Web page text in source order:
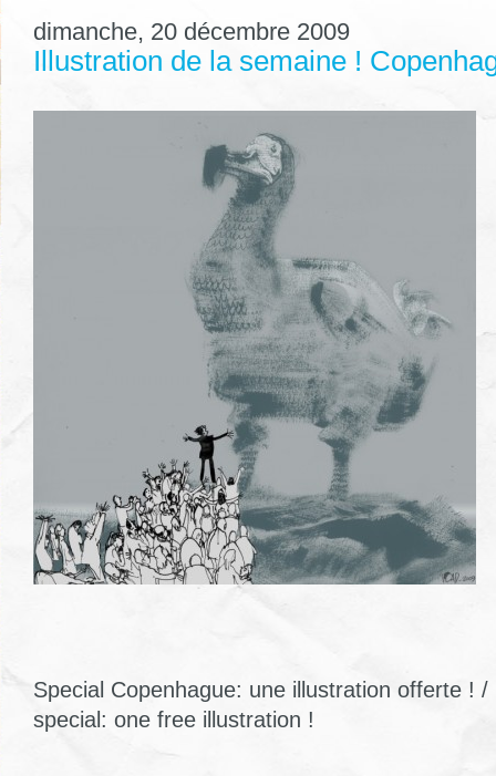
dimanche, 20 décembre 2009
Illustration de la semaine !
Special Copenhague: une illustration offerte ! /
special: one free illustration !